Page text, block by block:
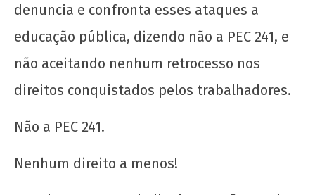
Solidariedade ao movimento estudantil do
Acre
21 de
de 2016
admin
denuncia e confronta esses ataques a
educação pública, dizendo não a PEC 241, e
não aceitando nenhum retrocesso nos
direitos conquistados pelos trabalhadores.
Não a PEC 241.
Nenhum direito a menos!